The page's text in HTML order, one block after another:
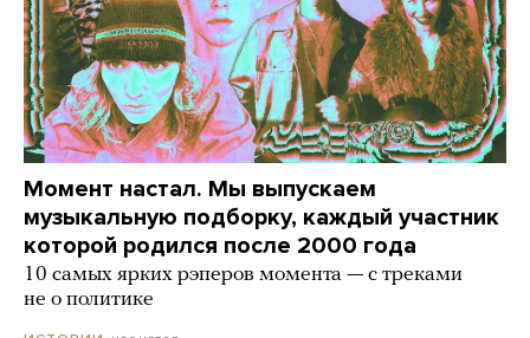
Момент настал. Мы выпускаем
музыкальную подборку, каждый участник
которой родился после 2000 года
10 самых ярких рэперов момента — с треками
не о политике